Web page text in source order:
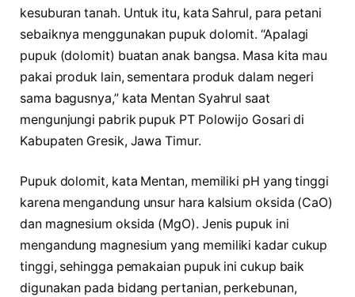
kesuburan tanah. Untuk itu, kata Sahrul, para petani
sebaiknya menggunakan pupuk dolomit. “Apalagi
pupuk (dolomit) buatan anak bangsa. Masa kita mau
pakai produk lain, sementara produk dalam negeri
sama bagusnya,” kata Mentan Syahrul saat
mengunjungi pabrik pupuk PT Polowijo Gosari di
Kabupaten Gresik, Jawa Timur.
Pupuk dolomit, kata Mentan, memiliki pH yang tinggi
karena mengandung unsur hara kalsium oksida (CaO)
dan magnesium oksida (MgO). Jenis pupuk ini
mengandung magnesium yang memiliki kadar cukup
tinggi, sehingga pemakaian pupuk ini cukup baik
digunakan pada bidang pertanian, perkebunan,